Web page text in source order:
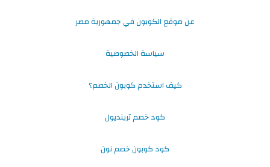
عن موقع الكوبون في جمهورية مصر
سياسة الخصوصية
كيف استخدم كوبون الخصم؟
كود خصم ترينديول
كود كوبون خصم نون